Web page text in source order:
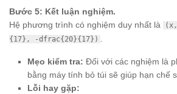
Bước 5: Kết luận nghiệm.
Hệ phương trình có nghiệm duy nhất là
{17}, -dfrac{20}{17}) .
Mẹo kiểm tra: Đối với các nghiệm là
bằng máy tính bỏ túi sẽ giúp hạn chế
Lỗi hay gặp: